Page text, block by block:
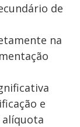
de
na
e
alíquota